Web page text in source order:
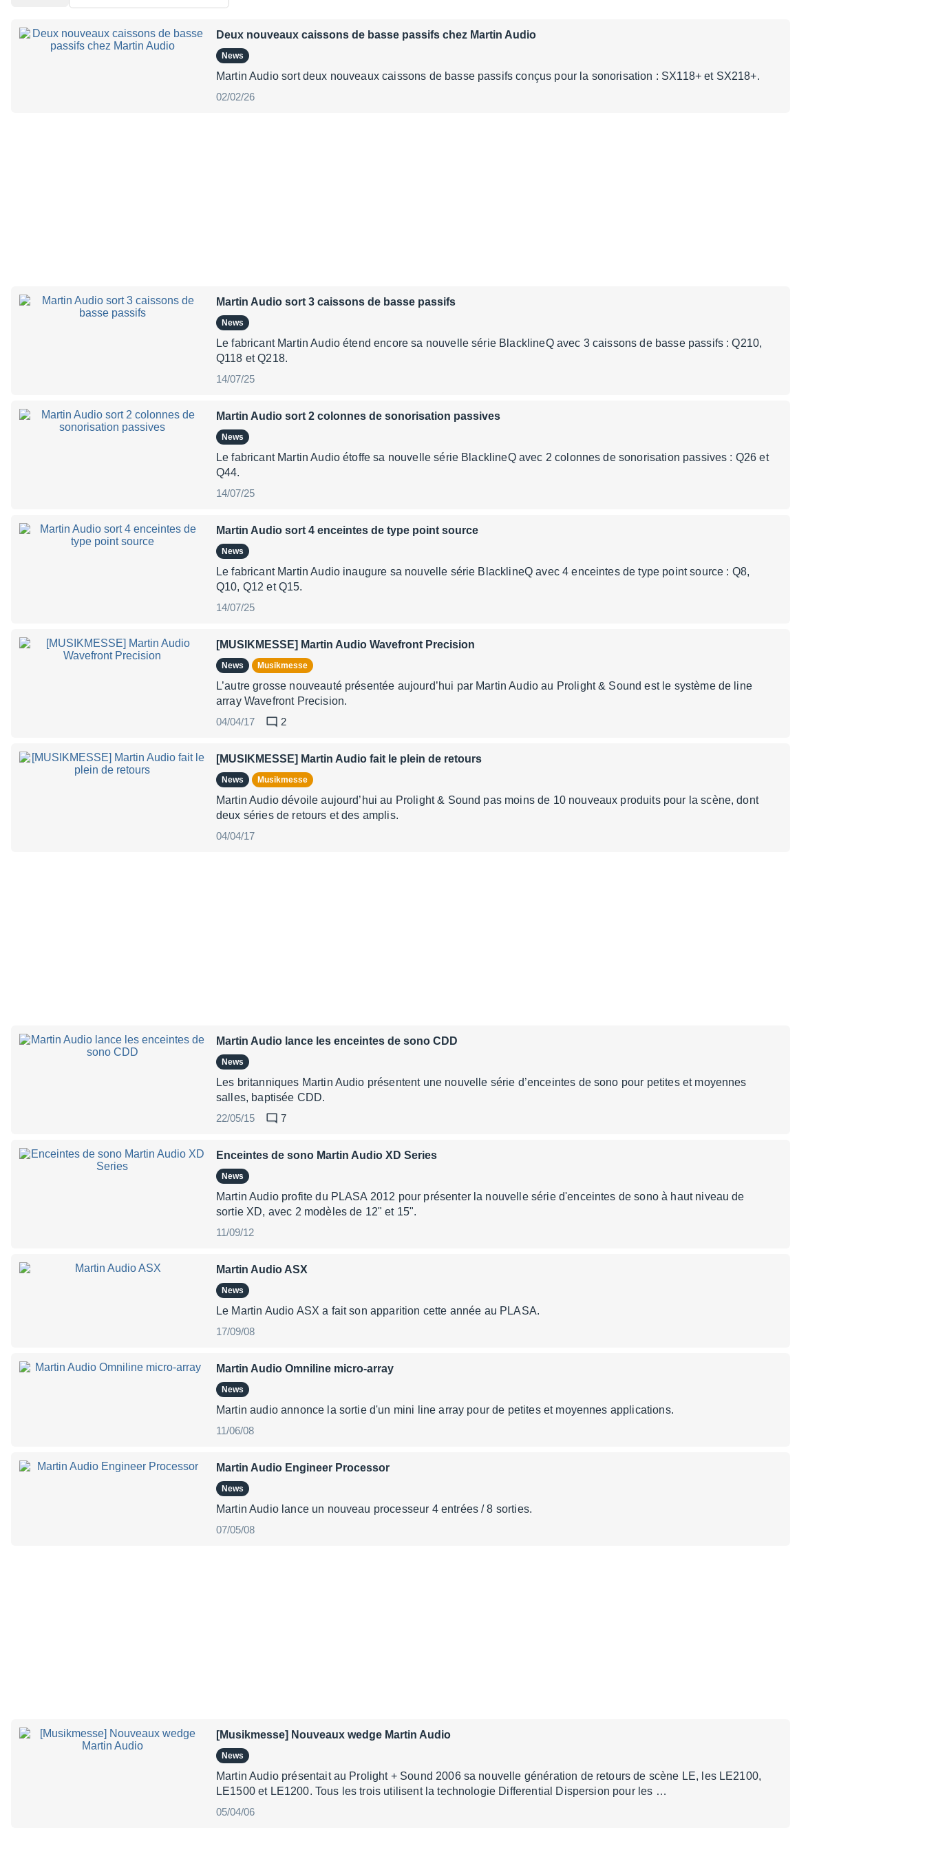
Deux nouveaux caissons de basse passifs chez Martin Audio
News
Martin Audio sort deux nouveaux caissons de basse passifs conçus pour la sonorisation : SX118+ et SX218+.
02/02/26
Martin Audio sort 3 caissons de basse passifs
News
Le fabricant Martin Audio étend encore sa nouvelle série BlacklineQ avec 3 caissons de basse passifs : Q210,
Q118 et Q218.
14/07/25
Martin Audio sort 2 colonnes de sonorisation passives
News
Le fabricant Martin Audio étoffe sa nouvelle série BlacklineQ avec 2 colonnes de sonorisation passives : Q26 et
Q44.
14/07/25
Martin Audio sort 4 enceintes de type point source
News
Le fabricant Martin Audio inaugure sa nouvelle série BlacklineQ avec 4 enceintes de type point source : Q8,
Q10, Q12 et Q15.
14/07/25
[MUSIKMESSE] Martin Audio Wavefront Precision
News Musikmesse
L’autre grosse nouveauté présentée aujourd’hui par Martin Audio au Prolight & Sound est le système de line
array Wavefront Precision.
04/04/17
2
[MUSIKMESSE] Martin Audio fait le plein de retours
News Musikmesse
Martin Audio dévoile aujourd’hui au Prolight & Sound pas moins de 10 nouveaux produits pour la scène, dont
deux séries de retours et des amplis.
04/04/17
Martin Audio lance les enceintes de sono CDD
News
Les britanniques Martin Audio présentent une nouvelle série d’enceintes de sono pour petites et moyennes
salles, baptisée CDD.
22/05/15
7
Enceintes de sono Martin Audio XD Series
News
Martin Audio profite du PLASA 2012 pour présenter la nouvelle série d'enceintes de sono à haut niveau de
sortie XD, avec 2 modèles de 12" et 15".
11/09/12
Martin Audio ASX
News
Le Martin Audio ASX a fait son apparition cette année au PLASA.
17/09/08
Martin Audio Omniline micro-array
News
Martin audio annonce la sortie d'un mini line array pour de petites et moyennes applications.
11/06/08
Martin Audio Engineer Processor
News
Martin Audio lance un nouveau processeur 4 entrées / 8 sorties.
07/05/08
[Musikmesse] Nouveaux wedge Martin Audio
News
Martin Audio présentait au Prolight + Sound 2006 sa nouvelle génération de retours de scène LE, les LE2100,
LE1500 et LE1200. Tous les trois utilisent la technologie Differential Dispersion pour les …
05/04/06